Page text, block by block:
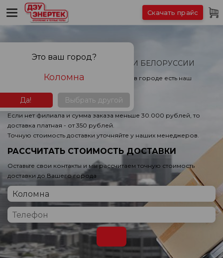
БЕСПЛАТНАЯ ДОСТАВКА
ПО ВСЕЙ РОССИИ, КАЗАХСТАНУ И БЕЛОРУССИИ
При заказе от 30.000 рублей или если в городе есть наш
Если нет филиала и сумма заказа меньше 30.000 рублей, то
доставка платная - от 350 рублей.
Точную стоимость доставки уточняйте у наших менеджеров.
РАССЧИТАТЬ СТОИМОСТЬ ДОСТАВКИ
Оставьте свои контакты и мы рассчитаем точную стоимость
доставки до Вашего города
Скачать прайс
Это ваш город?
Коломна
Да! Выбрать другой